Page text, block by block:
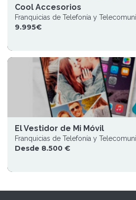
Cool Accesorios
Franquicias de Telefonía y
9.995€
El Vestidor de Mi Móvil
Franquicias de Telefonía y
Desde 8.500 €